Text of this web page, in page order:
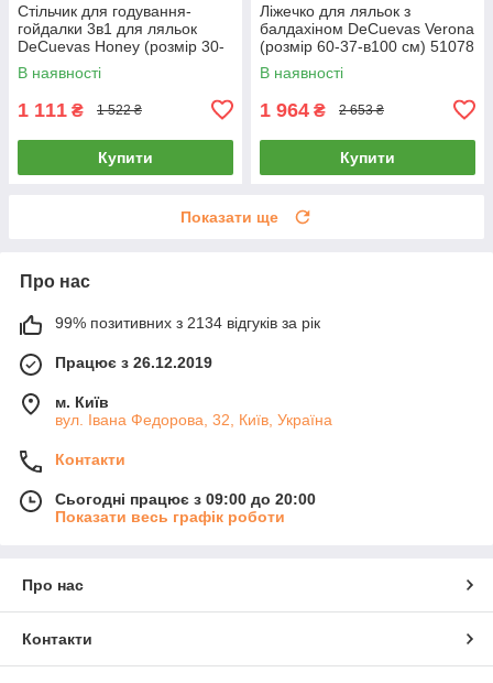
Стільчик для годування-
гойдалки 3в1 для ляльок
DeCuevas Honey (розмір 30-
31-в60см) 51570
В наявності
1 111 ₴ 1 522 ₴
Купити
Ліжечко для ляльок з
балдахіном DeCuevas Verona
(розмір 60-37-в100 см) 51078
В наявності
1 964 ₴ 2 653 ₴
Купити
Показати ще
Про нас
99% позитивних з 2134 відгуків за рік
Працює з 26.12.2019
м. Київ
вул. Івана Федорова, 32, Київ, Україна
Контакти
Сьогодні працює з 09:00 до 20:00
Показати весь графік роботи
Про нас
Контакти